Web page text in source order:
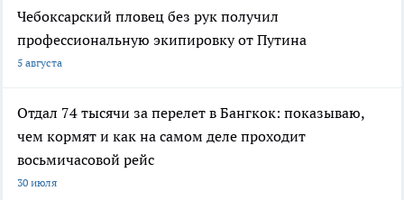
Чебоксарский пловец без рук получил
профессиональную экипировку от Путина
5 августа
Отдал 74 тысячи за перелет в Бангкок: показываю,
чем кормят и как на самом деле проходит
восьмичасовой рейс
30 июля